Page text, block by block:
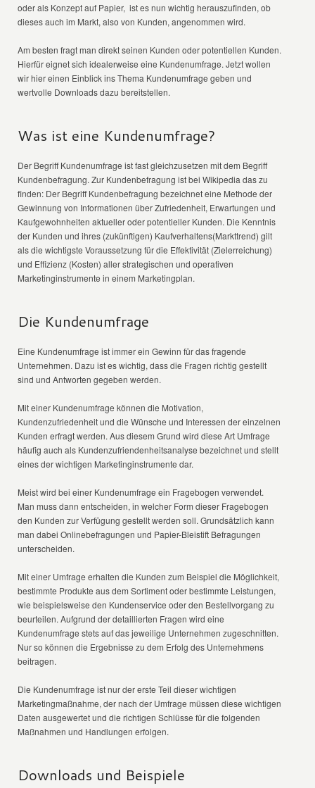
oder als Konzept auf Papier, ist es nun wichtig herauszufinden, ob
dieses auch im Markt, also von Kunden, angenommen wird.
Am besten fragt man direkt seinen Kunden oder potentiellen Kunden.
Hierfür eignet sich idealerweise eine Kundenumfrage. Jetzt wollen
wir hier einen Einblick ins Thema Kundenumfrage geben und
wertvolle Downloads dazu bereitstellen.
Was ist eine Kundenumfrage?
Der Begriff Kundenumfrage ist fast gleichzusetzen mit dem Begriff
Kundenbefragung. Zur Kundenbefragung ist bei Wikipedia das zu
finden: Der Begriff Kundenbefragung bezeichnet eine Methode der
Gewinnung von Informationen über Zufriedenheit, Erwartungen und
Kaufgewohnheiten aktueller oder potentieller Kunden. Die Kenntnis
der Kunden und ihres (zukünftigen) Kaufverhaltens(Markttrend) gilt
als die wichtigste Voraussetzung für die Effektivität (Zielerreichung)
und Effizienz (Kosten) aller strategischen und operativen
Marketinginstrumente in einem Marketingplan.
Die Kundenumfrage
Eine Kundenumfrage ist immer ein Gewinn für das fragende
Unternehmen. Dazu ist es wichtig, dass die Fragen richtig gestellt
sind und Antworten gegeben werden.
Mit einer Kundenumfrage können die Motivation,
Kundenzufriedenheit und die Wünsche und Interessen der einzelnen
Kunden erfragt werden. Aus diesem Grund wird diese Art Umfrage
häufig auch als Kundenzufriendenheitsanalyse bezeichnet und stellt
eines der wichtigen Marketinginstrumente dar.
Meist wird bei einer Kundenumfrage ein Fragebogen verwendet.
Man muss dann entscheiden, in welcher Form dieser Fragebogen
den Kunden zur Verfügung gestellt werden soll. Grundsätzlich kann
man dabei Onlinebefragungen und Papier-Bleistift Befragungen
unterscheiden.
Mit einer Umfrage erhalten die Kunden zum Beispiel die Möglichkeit,
bestimmte Produkte aus dem Sortiment oder bestimmte Leistungen,
wie beispielsweise den Kundenservice oder den Bestellvorgang zu
beurteilen. Aufgrund der detaillierten Fragen wird eine
Kundenumfrage stets auf das jeweilige Unternehmen zugeschnitten.
Nur so können die Ergebnisse zu dem Erfolg des Unternehmens
beitragen.
Die Kundenumfrage ist nur der erste Teil dieser wichtigen
Marketingmaßnahme, der nach der Umfrage müssen diese wichtigen
Daten ausgewertet und die richtigen Schlüsse für die folgenden
Maßnahmen und Handlungen erfolgen.
Downloads und Beispiele